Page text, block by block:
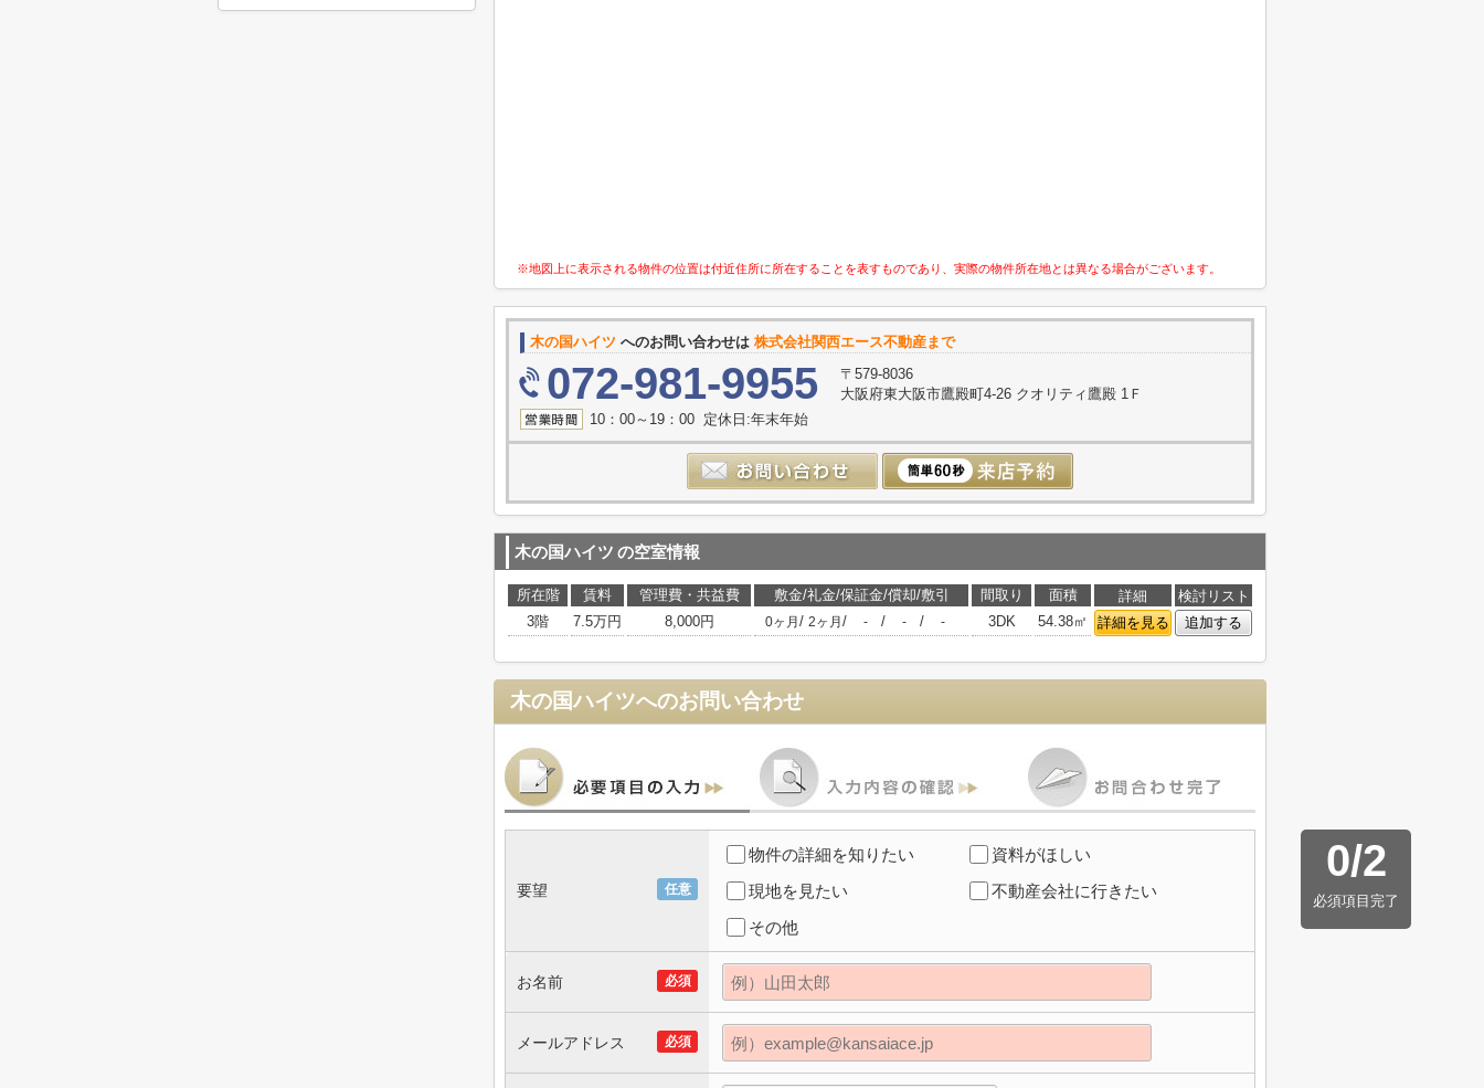
※地図上に表示される物件の位置は付近住所に所在することを表すものであり、実際の物件所在地とは異なる場合がございます。
木の国ハイツ へのお問い合わせは 株式会社関西エース不動産まで
072-981-9955
〒579-8036
大阪府東大阪市鷹殿町4-26 クオリティ鷹殿 1Ｆ
10：00～19：00 定休日:年末年始
木の国ハイツ の空室情報
所在階 賃料 管理費・共益費 敷金/礼金/保証金/償却/敷引 間取り 面積 詳細
検討リスト
3階
7.5万円 8,000円 0ヶ月 / 2ヶ月 / - / - / - 3DK 54.38㎡ 詳細を見る 追加する
木の国ハイツへのお問い合わせ
0/2
必須項目完了
任意
要望
物件の詳細を知りたい
資料がほしい
現地を見たい
不動産会社に行きたい
その他
必須
お名前
必須
メールアドレス